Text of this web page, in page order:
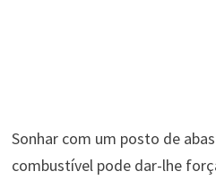
Sonhar com um posto de
combustível pode dar-lhe